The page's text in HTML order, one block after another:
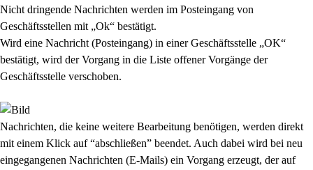
Nicht dringende Nachrichten werden im Posteingang von
Geschäftsstellen mit „Ok“ bestätigt.
Wird eine Nachricht (Posteingang) in einer Geschäftsstelle „OK“
bestätigt, wird der Vorgang in die Liste offener Vorgänge der
Geschäftsstelle verschoben.
Nachrichten, die keine weitere Bearbeitung benötigen, werden direkt
mit einem Klick auf“abschließen” beendet. Auch dabei wird bei neu
eingegangenen Nachrichten (E-Mails) ein Vorgang erzeugt, der auf